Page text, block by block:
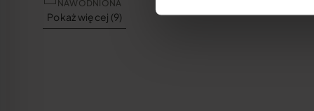
NAWODNIONA
Pokaż więcej (9)